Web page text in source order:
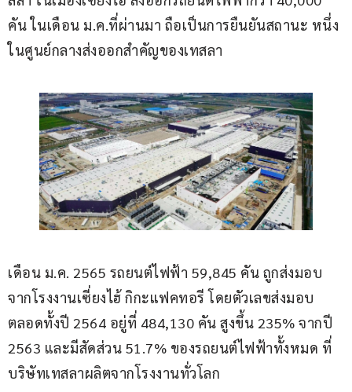
คัน ในเดือน ม.ค.ที่ผ่านมา ถือเป็นการยืนยันสถานะ หนึ่ง
ในศูนย์กลางส่งออกสำคัญของเทสลา
เดือน ม.ค. 2565 รถยนต์ไฟฟ้า 59,845 คัน ถูกส่งมอบ
จากโรงงานเซี่ยงไฮ้ กิกะแฟคทอรี โดยตัวเลขส่งมอบ
ตลอดทั้งปี 2564 อยู่ที่ 484,130 คัน สูงขึ้น 235% จากปี
2563 และมีสัดส่วน 51.7% ของรถยนต์ไฟฟ้าทั้งหมด ที่
บริษัทเทสลาผลิตจากโรงงานทั่วโลก